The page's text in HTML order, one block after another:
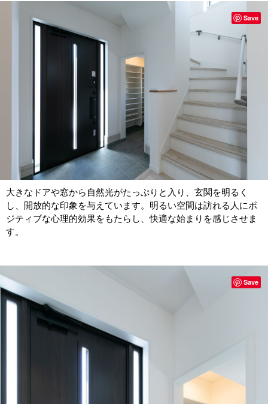
大きなドアや窓から自然光がたっぷりと入り、玄関を明るく
し、開放的な印象を与えています。明るい空間は訪れる人にポ
ジティブな心理的効果をもたらし、快適な始まりを感じさせま
す。
Save
Save